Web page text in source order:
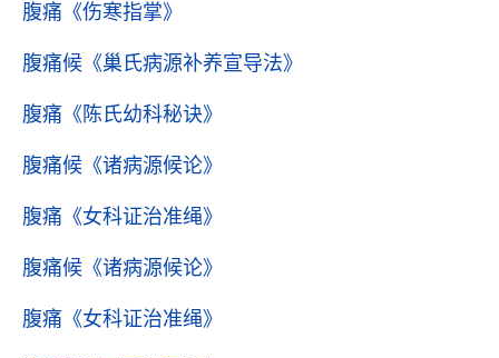
腹痛 《伤寒指掌》
腹痛候 《巢氏病源补养宣导法》
腹痛 《陈氏幼科秘诀》
腹痛候 《诸病源候论》
腹痛 《女科证治准绳》
腹痛候 《诸病源候论》
腹痛 《女科证治准绳》